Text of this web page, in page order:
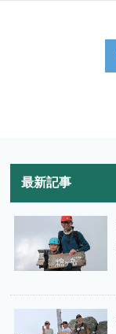
最新記事